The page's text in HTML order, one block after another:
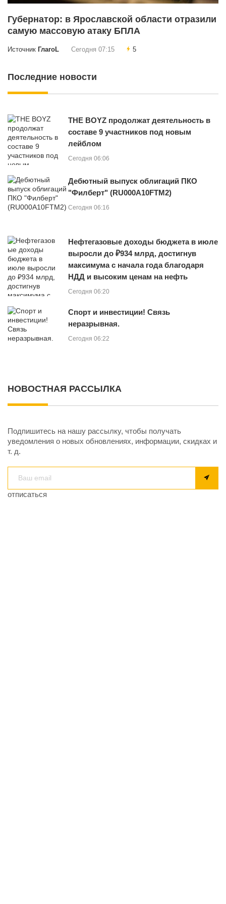
Губернатор: в Ярославской области отразили
самую массовую атаку БПЛА
Источник ГлагоL Сегодня 07:15 5
Последние новости
THE BOYZ продолжат деятельность в
составе 9 участников под новым
лейблом
Сегодня 06:06
Дебютный выпуск облигаций ПКО
"Филберт" (RU000A10FTM2)
Сегодня 06:16
Нефтегазовые доходы бюджета в июле
выросли до ₽934 млрд, достигнув
максимума с начала года благодаря
НДД и высоким ценам на нефть
Сегодня 06:20
Спорт и инвестиции! Связь
неразрывная.
Сегодня 06:22
НОВОСТНАЯ РАССЫЛКА
Подпишитесь на нашу рассылку, чтобы получать
уведомления о новых обновлениях, информации, скидках и
т. д.
отписаться